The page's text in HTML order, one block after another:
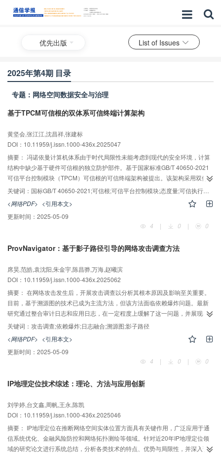
优先出版 List of Issues
2025年第4期 目录
专题：网络空间数据安全与治理
基于TPCM可信根的双体系可信终端计算架构
黄坚会,张江江,沈昌祥,张建标
DOI：10.11959/j.issn.1000-436x.2025047
摘要： 冯诺依曼计算机体系由于时代局限性未能考虑到现代的安全环境，计算
结构中缺少基于硬件可信根的独立防护部件。基于国家标准GB/T 40650-2021
可信平台控制模块（TPCM）可信根的可信终端架构被提出。该架构采用双体系
结构实现了基于可信根的渐进式并行可信执行环境架构，从硬件可信根芯片和
底层基础软件角度出发解决终端设备源头、平台执行环境及终端设备可信管理
的问题。该方法确保终端设备的TPCM可信根芯片和被测基础部件首先上电，完
成对CPU执行环境可信度量，并控制CPU电源及设备初始化配置，逐步在计算
机启动过程中进行可信扩散。该方法可以在保证设备本体安全可信的基础上实
关键词： 国标GB/T 40650-2021;可信根;可信平台控制模块;态度量;可信执行环境
<网络PDF> <引用本文>
更新时间： 2025-05-09
4
| 0 | 0
ProvNavigator：基于影子路径引导的网络攻击调查方法
席昊,范皓,袁沈阳,朱金宇,陈昌骅,万海,赵曦滨
DOI：10.11959/j.issn.1000-436x.2025062
摘要： 在网络攻击发生后，开展攻击调查以分析其根本原因及影响至关重要。
目前，基于溯源图的技术已成为主流方法，但该方法面临依赖爆炸问题。最新
研究通过整合审计日志和应用日志，在一定程度上缓解了这一问题，并展现出
无须程序插桩、模型训练或污点分析的优点。然而，现有日志融合技术要么依
赖复杂的融合规则，要么需要进行应用程序逆向工程，且在应对新应用时需重
新调整算法，限制了其通用性。为解决这些问题，提出了一种新的基于影子路
径引导的网络攻击调查方法ProvNavigator。该方法在构图阶段通过分析日志间
的相关性，将不同日志源的独立溯源图合并为全局融合溯源图；在攻击调查阶
择适当的边进行追踪，以重构整个攻击链。ProvNavigator无须插桩或逆向分
的6个真实攻击场景中进行了实验评估。实验结果显示，ProvNavigator能有效
还原攻击故事，在仅有6.01%运行时开销的情况下，实现了94.3%的精确率。
关键词： 攻击调查;依赖爆炸;日志融合;溯源图;影子路径
<网络PDF> <引用本文>
更新时间： 2025-05-09
4
| 0 | 0
IP地理定位技术综述：理论、方法与应用创新
刘学婷,台文鑫,周帆,王永,陈凯
DOI：10.11959/j.issn.1000-436x.2025046
摘要： IP地理定位在推断网络空间实体位置方面具有关键作用，广泛应用于通
信系统优化、金融风险防控和网络拓扑测绘等领域。针对近20年IP地理定位领
域的研究论文进行系统总结，分析各类技术的特点、优势与局限性，并深入调